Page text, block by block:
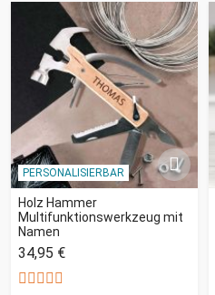
PERSONALISIERBAR
Holz Hammer
Multifunktionswerkzeug mit
Namen
34,95 €